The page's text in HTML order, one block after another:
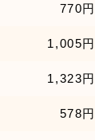
770円
1,005円
1,323円
578円